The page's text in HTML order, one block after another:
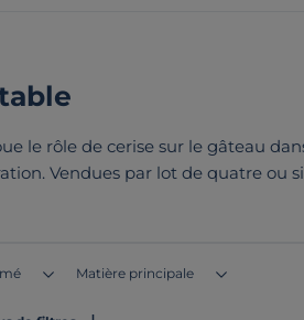
le rôle de cerise sur le gâteau
Vendues par lot de quatre ou
Le point commun de nos
Matière principale